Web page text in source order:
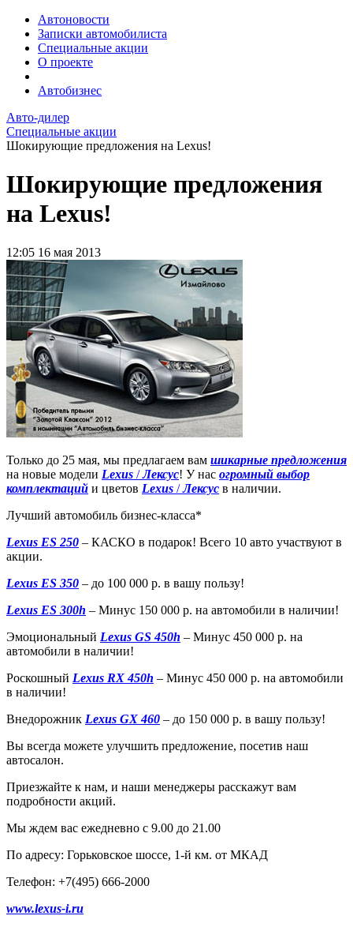
Автоновости
Записки автомобилиста
Специальные акции
О проекте
Автобизнес
Авто-дилер
Специальные акции
Шокирующие предложения на Lexus!
Шокирующие предложения
на Lexus!
12:05 16 мая 2013
Только до 25 мая, мы предлагаем вам шикарные предложения
на новые модели Lexus /Лексус! У нас огромный выбор
комплектаций и цветов Lexus /Лексус в наличии.
Лучший автомобиль бизнес-класса*
Lexus ES 250 – КАСКО в подарок! Всего 10 авто участвуют в
акции.
Lexus ES 350 – до 100 000 р. в вашу пользу!
Lexus ES 300h – Минус 150 000 р. на автомобили в наличии!
Эмоциональный Lexus GS 450h – Минус 450 000 р. на
автомобили в наличии!
Роскошный Lexus RX 450h – Минус 450 000 р. на автомобили
в наличии!
Внедорожник Lexus GX 460 – до 150 000 р. в вашу пользу!
Вы всегда можете улучшить предложение, посетив наш
автосалон.
Приезжайте к нам, и наши менеджеры расскажут вам
подробности акций.
Мы ждем вас ежедневно с 9.00 до 21.00
По адресу: Горьковское шоссе, 1-й км. от МКАД
Телефон: +7(495) 666-2000
www.lexus-i.ru